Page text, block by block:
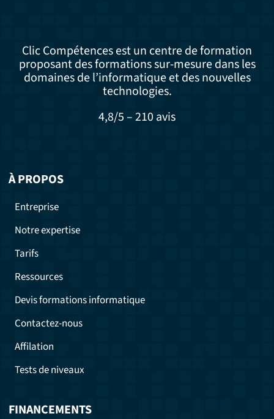
Clic Compétences est un centre de formation
proposant des formations sur-mesure dans les
domaines de l’informatique et des nouvelles
technologies.
4,8/5 – 210 avis
À PROPOS
Entreprise
Notre expertise
Tarifs
Ressources
Devis formations informatique
Contactez-nous
Affilation
Tests de niveaux
FINANCEMENTS